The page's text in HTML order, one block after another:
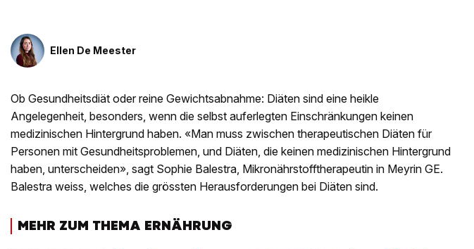
Ellen De Meester
Ob Gesundheitsdiät oder reine Gewichtsabnahme: Diäten sind eine heikle
Angelegenheit, besonders, wenn die selbst auferlegten Einschränkungen keinen
medizinischen Hintergrund haben. «Man muss zwischen therapeutischen Diäten für
Personen mit Gesundheitsproblemen, und Diäten, die keinen medizinischen Hintergrund
haben, unterscheiden», sagt Sophie Balestra, Mikronährstofftherapeutin in Meyrin GE.
Balestra weiss, welches die grössten Herausforderungen bei Diäten sind.
MEHR ZUM THEMA ERNÄHRUNG